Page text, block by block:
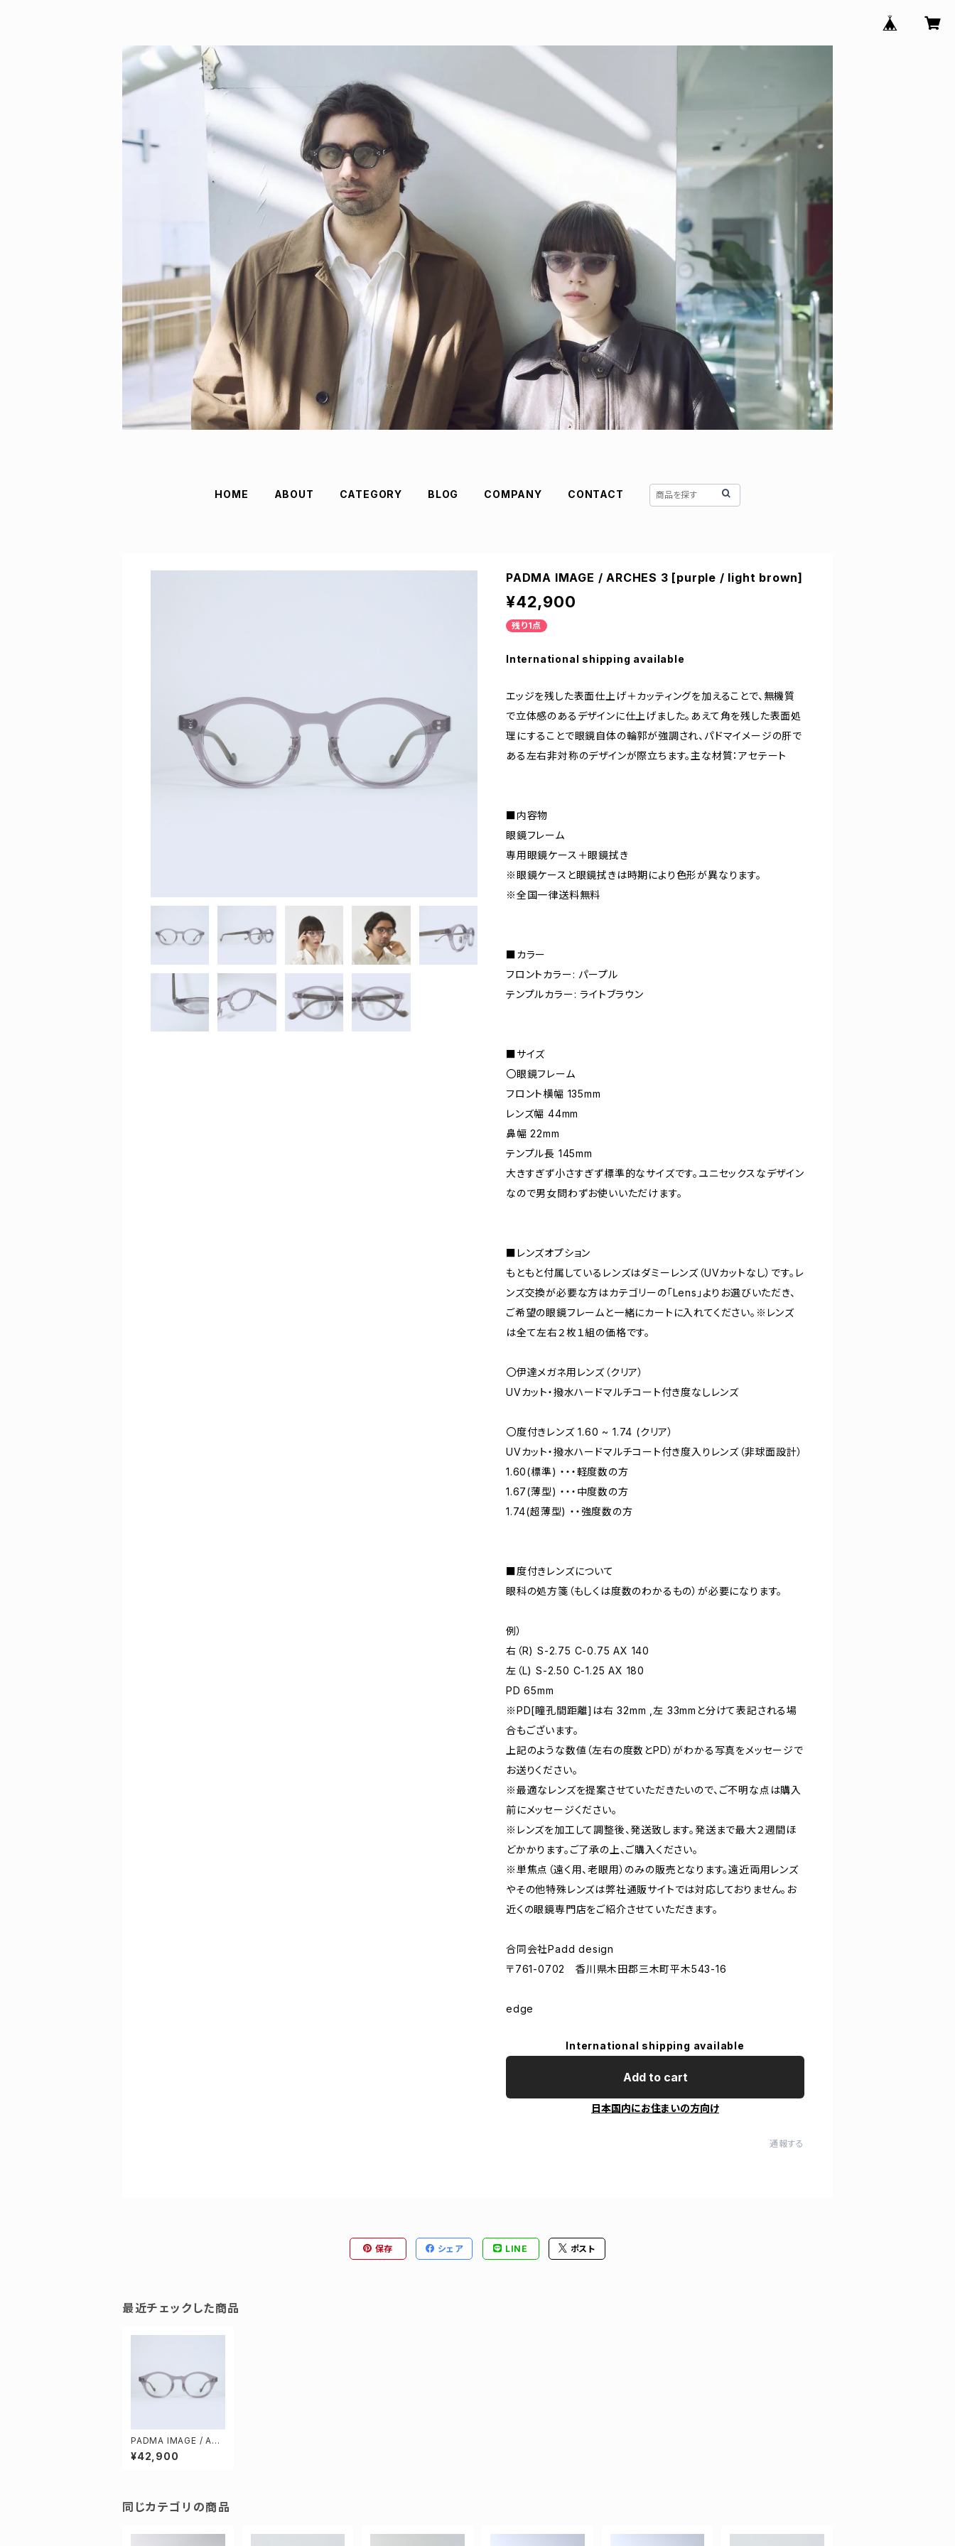
HOME ABOUT CATEGORY BLOG COMPANY CONTACT
PADMA IMAGE / ARCHES 3 [purple / light brown]
¥42,900
残り1点
International shipping available
エッジを残した表面仕上げ＋カッティングを加えることで、無機質
で立体感のあるデザインに仕上げました。あえて角を残した表面処
理にすることで眼鏡自体の輪郭が強調され、パドマイメージの肝で
ある左右非対称のデザインが際立ちます。主な材質：アセテート
■内容物
眼鏡フレーム
専用眼鏡ケース＋眼鏡拭き
※眼鏡ケースと眼鏡拭きは時期により色形が異なります。
※全国一律送料無料
■カラー
フロントカラー: パープル
テンプルカラー: ライトブラウン
■サイズ
〇眼鏡フレーム
フロント横幅 135mm
レンズ幅 44mm
鼻幅 22mm
テンプル長 145mm
大きすぎず小さすぎず標準的なサイズです。ユニセックスなデザイン
なので男女問わずお使いいただけます。
■レンズオプション
もともと付属しているレンズはダミーレンズ（UVカットなし）です。レ
ンズ交換が必要な方はカテゴリーの「Lens」よりお選びいただき、
ご希望の眼鏡フレームと一緒にカートに入れてください。※レンズ
は全て左右２枚１組の価格です。
〇伊達メガネ用レンズ（クリア）
UVカット・撥水ハードマルチコート付き度なしレンズ
〇度付きレンズ 1.60 ~ 1.74 (クリア）
UVカット・撥水ハードマルチコート付き度入りレンズ（非球面設計）
1.60(標準) ・・・軽度数の方
1.67(薄型) ・・・中度数の方
1.74(超薄型) ・・強度数の方
■度付きレンズについて
眼科の処方箋（もしくは度数のわかるもの）が必要になります。
例）
右（R) S-2.75 C-0.75 AX 140
左（L) S-2.50 C-1.25 AX 180
PD 65mm
※PD[瞳孔間距離]は右 32mm ,左 33mmと分けて表記される場
合もございます。
上記のような数値（左右の度数とPD）がわかる写真をメッセージで
お送りください。
※最適なレンズを提案させていただきたいので、ご不明な点は購入
前にメッセージください。
※レンズを加工して調整後、発送致します。発送まで最大２週間ほ
どかかります。ご了承の上、ご購入ください。
※単焦点（遠く用、老眼用）のみの販売となります。遠近両用レンズ
やその他特殊レンズは弊社通販サイトでは対応しておりません。お
近くの眼鏡専門店をご紹介させていただきます。
合同会社Padd design
〒761-0702 香川県木田郡三木町平木543-16
edge
International shipping available
Add to cart
日本国内にお住まいの方向け
通報する
保存 シェア LINE ポスト
最近チェックした商品
PADMA IMAGE / ARC
HES 3 [purple / light
brown]
¥42,900
同じカテゴリの商品